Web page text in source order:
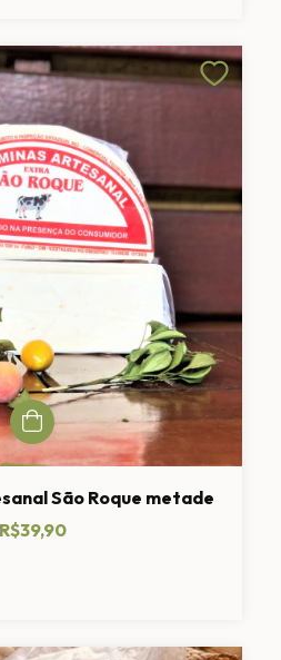
São Roque metade
R$39,90